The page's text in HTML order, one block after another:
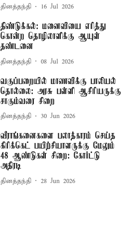
தினத்தந்தி 16 Jul 2026
திண்டுக்கல்: மனைவியை எரித்து
கொன்ற தொழிலாளிக்கு ஆயுள்
தண்டனை
தினத்தந்தி 08 Jul 2026
வகுப்பறையில் மாணவிக்கு பாலியல்
தொல்லை: அரசு பள்ளி ஆசிரியருக்கு
சாகும்வரை சிறை
தினத்தந்தி 30 Jun 2026
வீராங்கனைகளை பலாத்காரம் செய்த
கிரிக்கெட் பயிற்சியாளருக்கு மேலும்
48 ஆண்டுகள் சிறை: கோர்ட்டு
அதிரடி
தினத்தந்தி 28 Jun 2026